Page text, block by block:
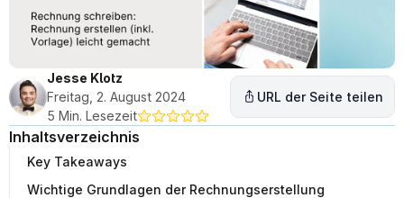
Jesse Klotz
Freitag, 2. August 2024
5 Min. Lesezeit
URL der Seite teilen
Inhaltsverzeichnis
Key Takeaways
Wichtige Grundlagen der Rechnungserstellung